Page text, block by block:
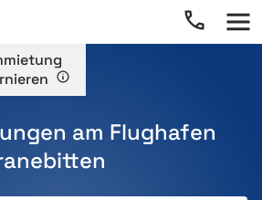
am Flughafen